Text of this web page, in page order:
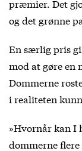
præmier. Det
og det grønne
En særlig pris
mod at gøre en
Dommerne
i realiteten
»Hvornår kan I
dommerne flere